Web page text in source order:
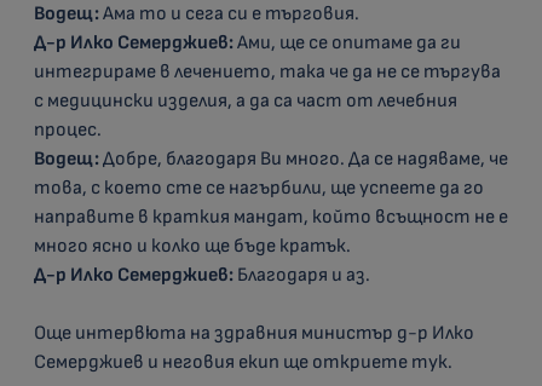
Водещ:Ама то и сега си е търговия.
Д-р Илко Семерджиев:Ами, ще се опитаме да ги
интегрираме в лечението, така че да не се търгува
с медицински изделия, а да са част от лечебния
процес.
Водещ:Добре, благодаря Ви много. Да се надяваме, че
това, с което сте се нагърбили, ще успеете да го
направите в краткия мандат, който всъщност не е
много ясно и колко ще бъде кратък.
Д-р Илко Семерджиев: Благодаря и аз.
Още интервюта на здравния министър д-р Илко
Семерджиев и неговия екип ще откриете тук.